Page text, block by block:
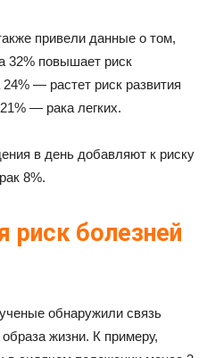
привели данные о том,
32% повышает риск
— растет риск развития
— рака легких.
в день добавляют к риску
8%.
болезней
обнаружили связь
жизни. К примеру,